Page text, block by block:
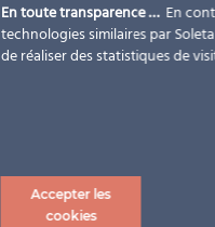
En toute transparence … En
technologies similaires par
de réaliser des statistiques de
Accepter les
cookies